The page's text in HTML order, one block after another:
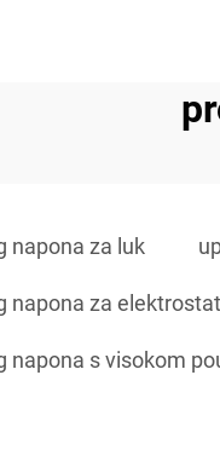
napona za luk
napona za
napona s visokom